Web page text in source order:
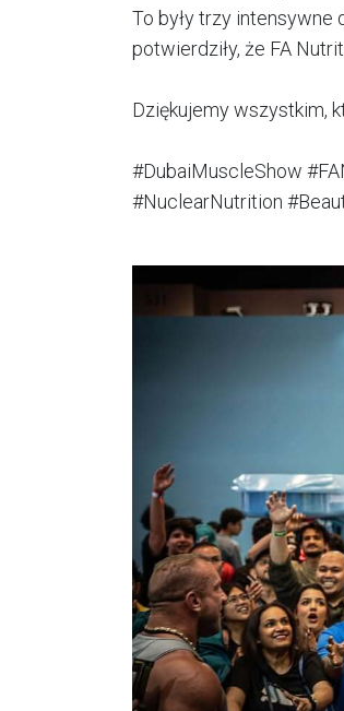
To były trzy intensywne
potwierdziły, że FA
Dziękujemy wszystkim,
#DubaiMuscleShow
#NuclearNutrition